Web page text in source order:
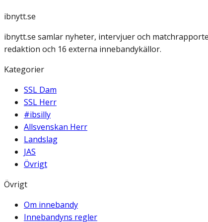
ibnytt.se
ibnytt.se samlar nyheter, intervjuer och
redaktion och 16 externa innebandykällor.
Kategorier
SSL Dam
SSL Herr
#ibsilly
Allsvenskan Herr
Landslag
JAS
Övrigt
Övrigt
Om innebandy
Innebandyns regler